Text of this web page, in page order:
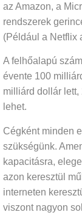
az Amazon, a
rendszerek
(Például a Netflix
A felhőalapú
évente 100
milliárd dollár
lehet.
Cégként minden
szükségünk.
kapacitásra,
azon keresztül
interneten
viszont nagyon